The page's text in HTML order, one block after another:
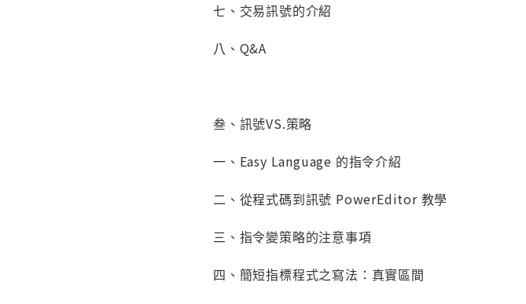
七、交易訊號的介紹
八、Q&A
叁、訊號VS.策略
一、Easy Language 的指令介紹
二、從程式碼到訊號 PowerEditor 教學
三、指令變策略的注意事項
四、簡短指標程式之寫法：真實區間